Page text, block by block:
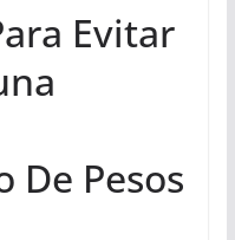
Evitar
De Pesos